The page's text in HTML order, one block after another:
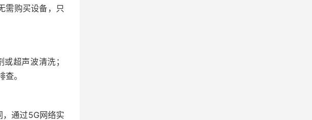
需购买设备，只
超声波清洗；
。
通过5G网络实